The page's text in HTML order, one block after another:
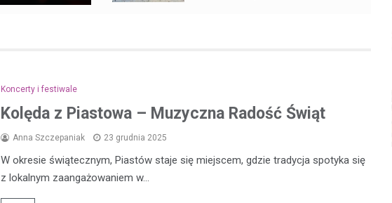
Koncerty i festiwale
Kolęda z Piastowa – Muzyczna Radość Świąt
Anna Szczepaniak 23 grudnia 2025
W okresie świątecznym, Piastów staje się miejscem, gdzie tradycja spotyka się
z lokalnym zaangażowaniem w…